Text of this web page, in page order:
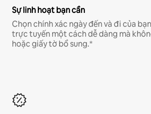
Sự linh hoạt bạn cần
Chọn chính xác ngày đến và đi của
trực tuyến một cách dễ dàng mà
hoặc giấy tờ bổ sung.*